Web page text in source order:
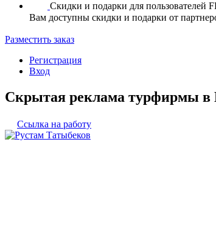
Скидки и подарки для пользователей
Вам доступны скидки и подарки от
Разместить заказ
Регистрация
Вход
Скрытая реклама турфирмы в
Ссылка на работу